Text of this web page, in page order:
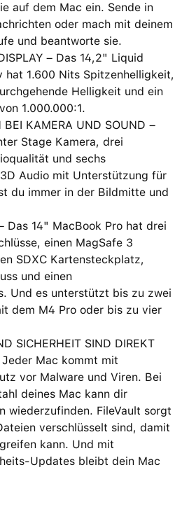
auf dem Mac ein. Sende in
oder mach mit deinem
und beantworte sie.
– Das 14,2" Liquid
hat 1.600 Nits Spitzenhelligkeit,
Helligkeit und ein
1.000.000:1.
BEI KAMERA UND SOUND –
Stage Kamera, drei
und sechs
Audio mit Unterstützung für
du immer in der Bildmitte und
Das 14" MacBook Pro hat drei
einen MagSafe 3
SDXC Kartensteckplatz,
und einen
Und es unterstützt bis zu zwei
dem M4 Pro oder bis zu vier
SICHERHEIT SIND DIREKT
Jeder Mac kommt mit
vor Malware und Viren. Bei
deines Mac kann dir
wiederzufinden. FileVault sorgt
verschlüsselt sind, damit
kann. Und mit
Updates bleibt dein Mac